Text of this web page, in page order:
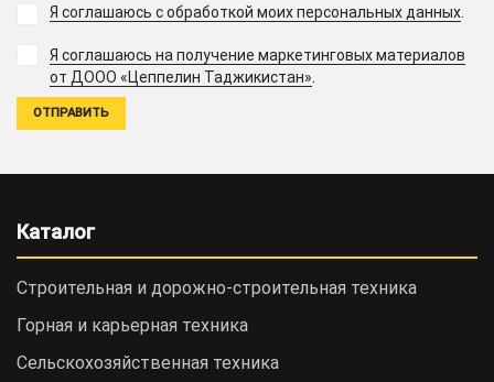
Я соглашаюсь с обработкой моих персональных данных.
Я соглашаюсь на получение маркетинговых материалов
от ДООО «Цеппелин Таджикистан».
Каталог
Строительная и дорожно-cтроительная техника
Горная и карьерная техника
Сельскохозяйственная техника